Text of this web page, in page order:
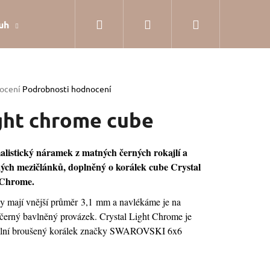
Dárkové balení Hodnocení obchodu
Přihlášení
Podrobnosti hodnocení
chrome cube
náramek z matných černých rokajlí a
mezičlánků, doplněný o korálek cube Crystal
mají vnější průměr 3,1 mm a navlékáme je na
bavlněný provázek. Crystal Light Chrome je
broušený korálek značky SWAROVSKI 6x6